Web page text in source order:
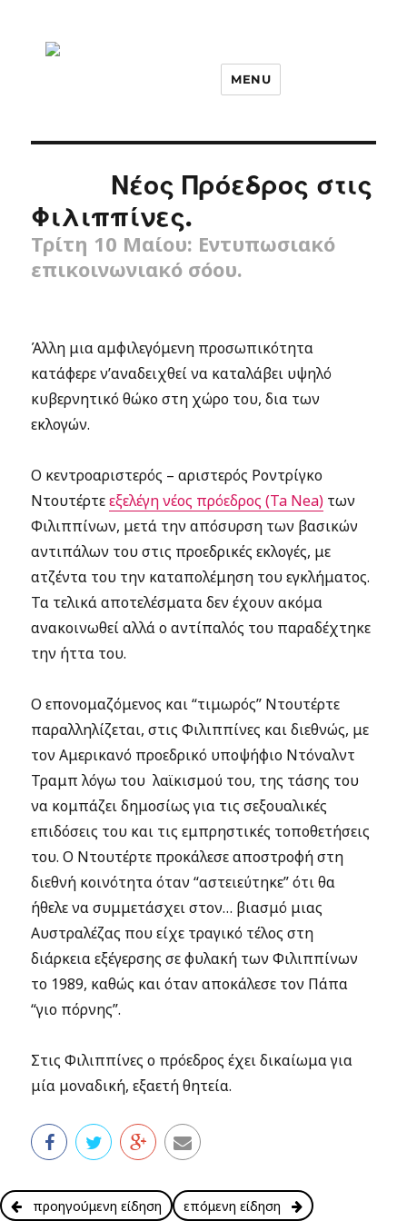
MENU
Νέος Πρόεδρος στις
Φιλιππίνες.
Τρίτη 10 Μαίου: Εντυπωσιακό
επικοινωνιακό σόου.
Άλλη μια αμφιλεγόμενη προσωπικότητα
κατάφερε ν’αναδειχθεί να καταλάβει υψηλό
κυβερνητικό θώκο στη χώρο του, δια των
εκλογών.
Ο κεντροαριστερός – αριστερός Ροντρίγκο
Ντουτέρτεεξελέγη νέος πρόεδρος (Ta Nea) των
Φιλιππίνων, μετά την απόσυρση των βασικών
αντιπάλων του στις προεδρικές εκλογές, με
ατζέντα του την καταπολέμηση του εγκλήματος.
Τα τελικά αποτελέσματα δεν έχουν ακόμα
ανακοινωθεί αλλά ο αντίπαλός του παραδέχτηκε
την ήττα του.
Ο επονομαζόμενος και “τιμωρός” Ντουτέρτε
παραλληλίζεται, στις Φιλιππίνες και διεθνώς, με
τον Αμερικανό προεδρικό υποψήφιο Ντόναλντ
Τραμπ λόγω του λαϊκισμού του, της τάσης του
να κομπάζει δημοσίως για τις σεξουαλικές
επιδόσεις του και τις εμπρηστικές τοποθετήσεις
του. Ο Ντουτέρτε προκάλεσε αποστροφή στη
διεθνή κοινότητα όταν “αστειεύτηκε” ότι θα
ήθελε να συμμετάσχει στον… βιασμό μιας
Αυστραλέζας που είχε τραγικό τέλος στη
διάρκεια εξέγερσης σε φυλακή των Φιλιππίνων
το 1989, καθώς και όταν αποκάλεσε τον Πάπα
“γιο πόρνης”.
Στις Φιλιππίνες ο πρόεδρος έχει δικαίωμα για
μία μοναδική, εξαετή θητεία.
προηγούμενη είδηση επόμενη είδηση